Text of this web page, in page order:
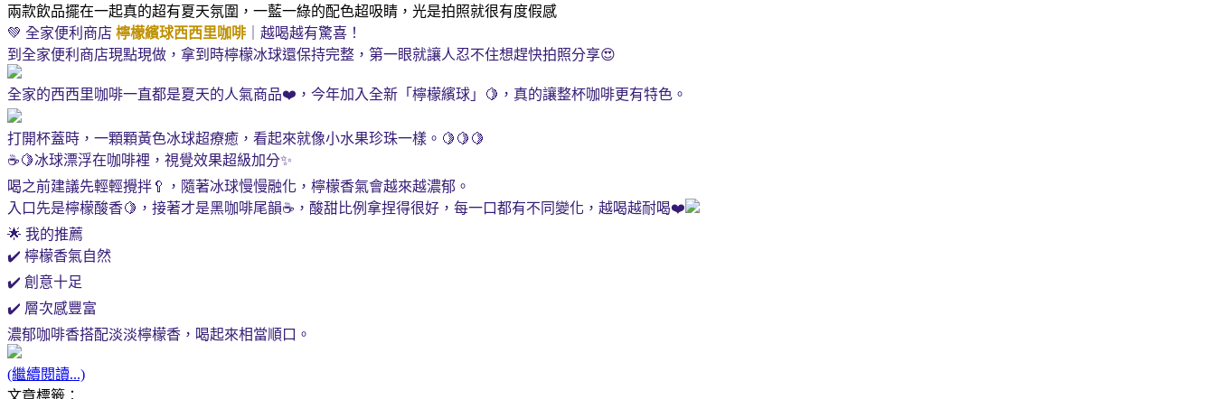
兩款飲品擺在一起真的超有夏天氛圍，一藍一綠的配色超吸睛，光是拍照就很有度假感
💚 全家便利商店 檸檬繽球西西里咖啡 ｜越喝越有驚喜！
到全家便利商店現點現做，拿到時檸檬冰球還保持完整，第一眼就讓人忍不住想趕快拍照分享😍
全家的西西里咖啡一直都是夏天的人氣商品❤️，今年加入全新「檸檬繽球」🍋，真的讓整杯咖啡更有特色。
打開杯蓋時，一顆顆黃色冰球超療癒，看起來就像小水果珍珠一樣。🍋🍋🍋
☕🍋冰球漂浮在咖啡裡，視覺效果超級加分✨
喝之前建議先輕輕攪拌🥄，隨著冰球慢慢融化，檸檬香氣會越來越濃郁。
入口先是檸檬酸香🍋，接著才是黑咖啡尾韻☕，酸甜比例拿捏得很好，每一口都有不同變化，越喝越耐喝❤️
🌟 我的推薦
✔️ 檸檬香氣自然
✔️ 創意十足
✔️ 層次感豐富
濃郁咖啡香搭配淡淡檸檬香，喝起來相當順口。
(繼續閱讀...)